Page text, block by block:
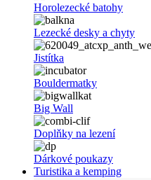
Horolezecké batohy
Lezecké desky a chyty
Jistítka
Bouldermatky
Big Wall
Doplňky na lezení
Dárkové poukazy
Turistika a kemping